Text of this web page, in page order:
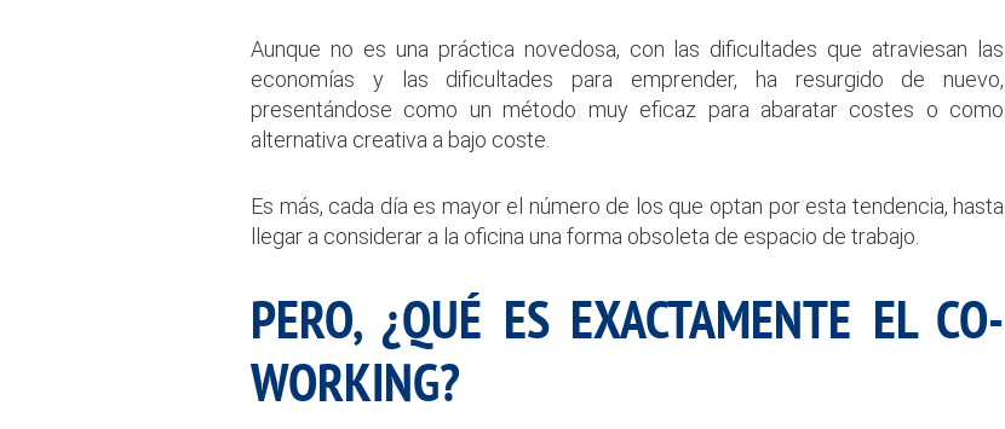
Aunque no es una práctica novedosa, con las dificultades que atraviesan las
economías y las dificultades para emprender, ha resurgido de nuevo,
presentándose como un método muy eficaz para abaratar costes o como
alternativa creativa a bajo coste.
Es más, cada día es mayor el número de los que optan por esta tendencia, hasta
llegar a considerar a la oficina una forma obsoleta de espacio de trabajo.
PERO, ¿QUÉ ES EXACTAMENTE EL CO-
WORKING?